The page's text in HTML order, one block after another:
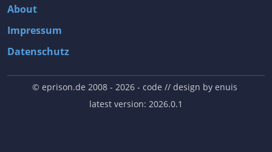
About
Impressum
Datenschutz
© eprison.de 2008 - 2026- code // design by enuis
latest version: 2026.0.1